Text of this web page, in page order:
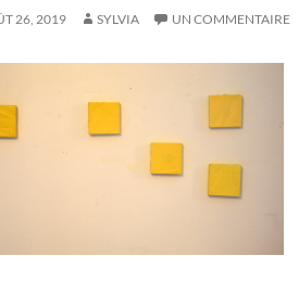
26, 2019 SYLVIA UN COMMENTAIRE